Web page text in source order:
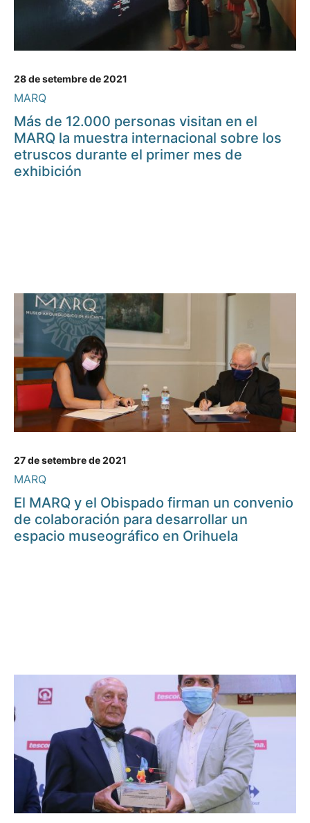
28 de setembre de 2021
MARQ
Más de 12.000 personas visitan en el
MARQ la muestra internacional sobre los
etruscos durante el primer mes de
exhibición
27 de setembre de 2021
MARQ
El MARQ y el Obispado firman un convenio
de colaboración para desarrollar un
espacio museográfico en Orihuela